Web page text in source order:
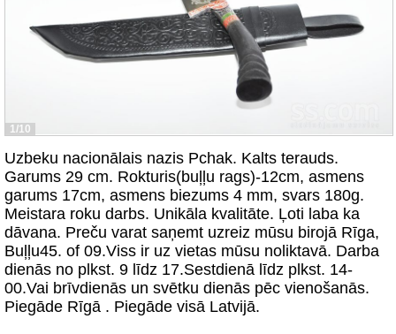
1/10
Uzbeku nacionālais nazis Pchak. Kalts terauds.
Garums 29 cm. Rokturis(buļļu rags)-12cm, asmens
garums 17cm, asmens biezums 4 mm, svars 180g.
Meistara roku darbs. Unikāla kvalitāte. Ļoti laba ka
dāvana. Preču varat saņemt uzreiz mūsu birojā Rīga,
Buļļu45. of 09.Viss ir uz vietas mūsu noliktavā. Darba
dienās no plkst. 9 līdz 17.Sestdienā līdz plkst. 14-
00.Vai brīvdienās un svētku dienās pēc vienošanās.
Piegāde Rīgā . Piegāde visā Latvijā.